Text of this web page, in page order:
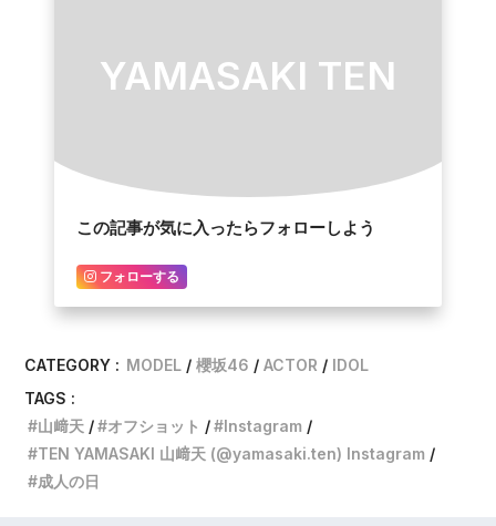
YAMASAKI TEN
この記事が気に入ったらフォローしよう
フォローする
CATEGORY : MODEL 櫻坂46 ACTOR
IDOL
TAGS :
山﨑天
オフショット
Instagram
TEN YAMASAKI 山﨑天 (@yamasaki.ten) Instagram
成人の日